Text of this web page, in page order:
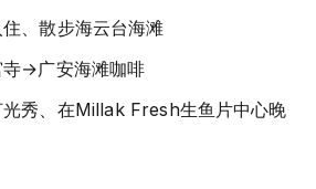
、散步海云台海滩
→广安海滩咖啡
秀、在Millak Fresh生鱼片中心晚